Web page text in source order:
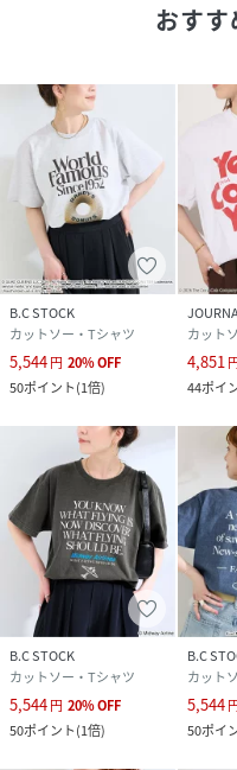
〈お取り扱い上のご注意〉
をご使用ください。プリ
い。プリントは永久的な
すことにより、ひび割れ
状態や着用中の摩擦によ
す。着用中の摩擦や洗濯
生じることがありますの
高温多湿になる場所で、
い。
〈製品洗い〉
この製品は「着古した風
加工を施していますので
洗濯を繰り返すことで薄
す。加工の特性上、製品
れ、サイズや風合いに個
の上、他の製品では味わ
※こちらの商品は、
接店舗へお問い合わせの
す。
※照明の関係により、実
あります。またパソコン
り、若干製品と画像のカ
※商品の色味は、商品ア
おすす
B.C STOCK
カットソー・Tシャツ
5,544円 20%OFF
50ポイント(1倍)
カット
4,851
44ポイ
B.C STOCK
カットソー・Tシャツ
5,544円 20%OFF
50ポイント(1倍)
B.C
カット
5,544
50ポイ